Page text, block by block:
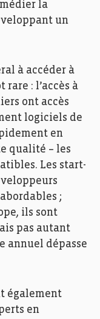
la
un
à accéder à
: l’accès à
ont accès
logiciels de
en
qualité – les
Les start-
;
ils sont
pas autant
annuel dépasse
également
en